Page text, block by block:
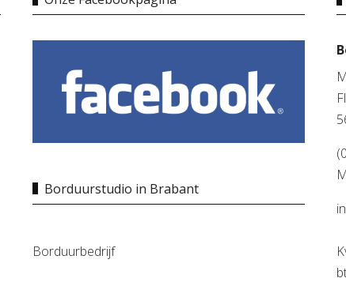
Borduurstudio in Brabant
Borduurbedrijf